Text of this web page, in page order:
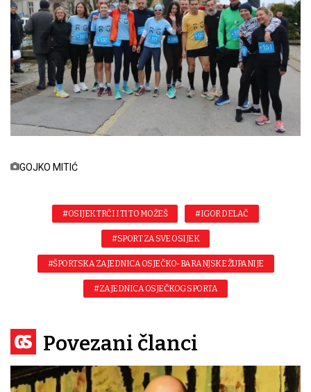
GOJKO MITIĆ
#OSIJEK TRČI I TI TO MOŽEŠ #IGOR DELAČ
#SPORT ZA SVE OSIJEK
#ŠPORTSKA ZAJEDNICA OSJEČKO-BARANJSKE ŽUPANIJE
#ZAJEDNICA OSJEČKOG SPORTA
Povezani članci